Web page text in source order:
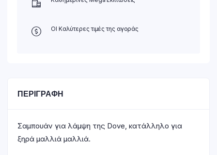
ΟΙ Καλύτερες τιμές της αγοράς
ΠΕΡΙΓΡΑΦΉ
Σαμπουάν για λάμψη της Dove, κατάλληλο για
ξηρά μαλλιά μαλλιά.